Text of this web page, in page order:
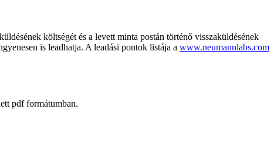
költségét és a levett minta postán történő visszaküldésének
is leadhatja. A leadási pontok listája a www.neumannlabs.com
pdf formátumban.